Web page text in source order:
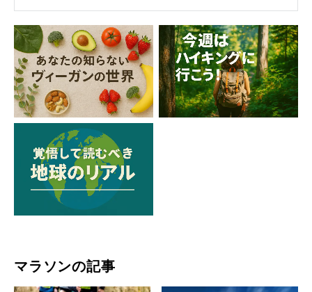
マラソンの記事